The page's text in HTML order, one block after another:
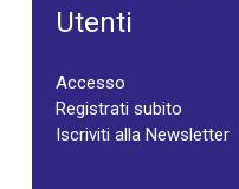
Utenti
Accesso
Registrati subito
Iscriviti alla Newsletter